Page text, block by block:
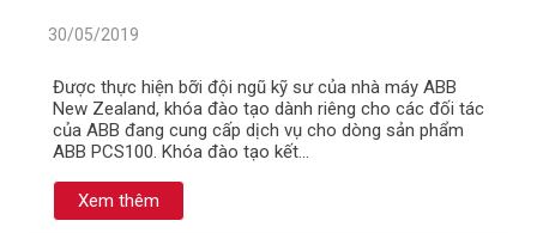
30/05/2019
Được thực hiện bỡi đội ngũ kỹ sư của nhà máy ABB
New Zealand, khóa đào tạo dành riêng cho các đối tác
của ABB đang cung cấp dịch vụ cho dòng sản phẩm
ABB PCS100. Khóa đào tạo kết…
Xem thêm